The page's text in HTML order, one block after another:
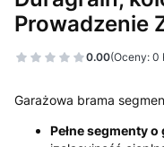
Prowadzenie
0.00(Oceny: 0
Garażowa brama
Pełne segmenty